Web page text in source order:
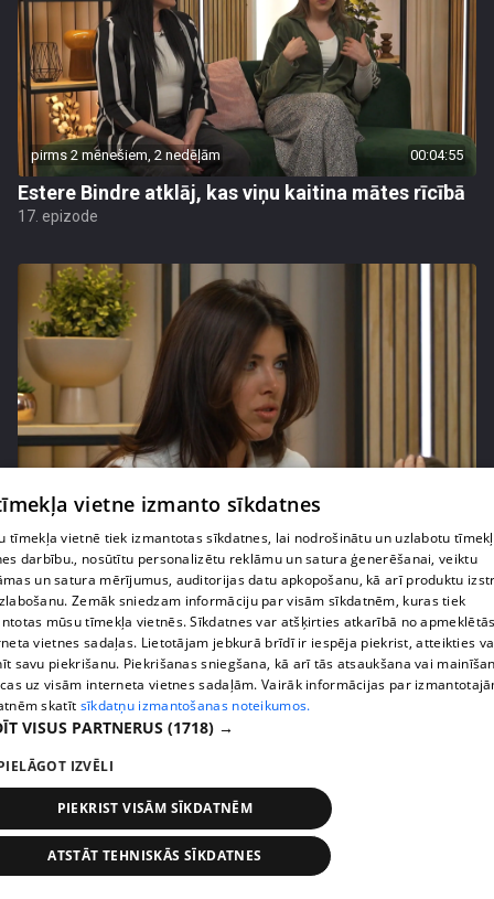
pirms 2 mēnešiem, 2 nedēļām 00:04:55
Estere Bindre atklāj, kas viņu kaitina mātes rīcībā
17. epizode
pirms 2 mēnešiem, 3 nedēļām
Zvanīt vai gaidīt zvanu? Dita Grauda par saziņas
etiķeti starp paaudzēm
17. epizode
vietne izmanto sīkdatnes
tīmekļa vietnē tiek izmantotas sīkdatnes, lai nodrošinātu un uzlabotu
darbību., nosūtītu personalizētu reklāmu un satura ģenerēšanai, veiktu
un satura mērījumus, auditorijas datu apkopošanu, kā arī produktu
Zemāk sniedzam informāciju par visām sīkdatnēm, kuras tiek
mūsu tīmekļa vietnēs. Sīkdatnes var atšķirties atkarībā no
vietnes sadaļas. Lietotājam jebkurā brīdī ir iespēja piekrist, atteikties
savu piekrišanu. Piekrišanas sniegšana, kā arī tās atsaukšana vai
uz visām interneta vietnes sadaļām. Vairāk informācijas par
skatīt sīkdatņu izmantošanas noteikumos.
VISUS PARTNERUS (1718) →
IZVĒLI
PIEKRIST VISĀM SĪKDATNĒM
ATSTĀT TEHNISKĀS SĪKDATNES